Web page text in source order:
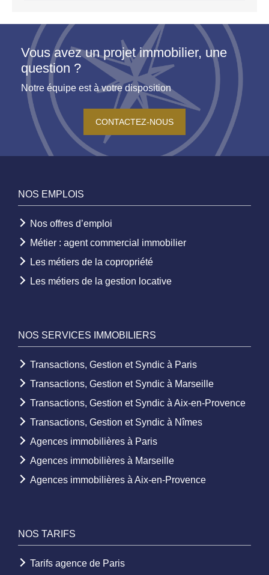
Vous avez un projet immobilier, une
question ?
Notre équipe est à votre disposition
CONTACTEZ-NOUS
NOS EMPLOIS
Nos offres d’emploi
Métier : agent commercial immobilier
Les métiers de la copropriété
Les métiers de la gestion locative
NOS SERVICES IMMOBILIERS
Transactions, Gestion et Syndic à Paris
Transactions, Gestion et Syndic à Marseille
Transactions, Gestion et Syndic à Aix-en-Provence
Transactions, Gestion et Syndic à Nîmes
Agences immobilières à Paris
Agences immobilières à Marseille
Agences immobilières à Aix-en-Provence
NOS TARIFS
Tarifs agence de Paris